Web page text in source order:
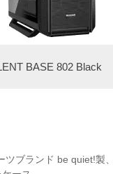
BASE 802 Black
ツブランド be quiet!製